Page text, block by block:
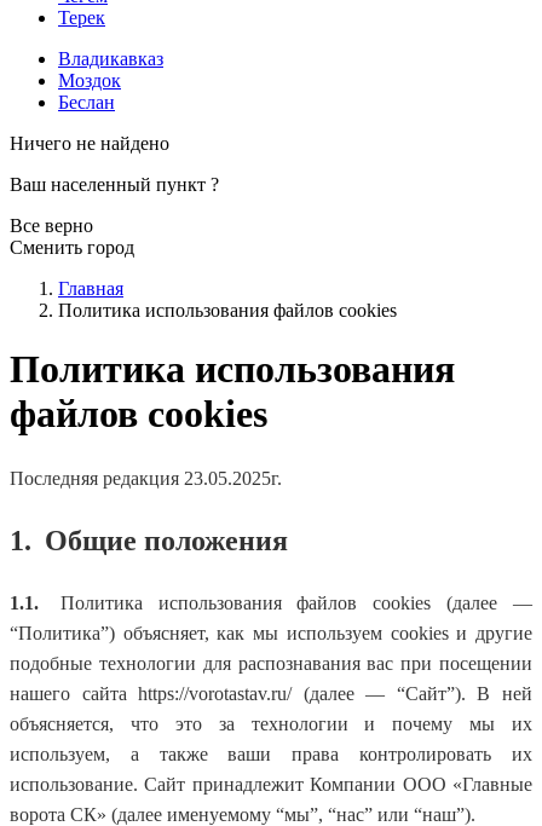
Терек
Владикавказ
Моздок
Беслан
Ничего не найдено
Ваш населенный пункт ?
Все верно
Сменить город
Главная
Политика использования файлов cookies
Политика использования
файлов cookies
Последняя редакция 23.05.2025г.
1. Общие положения
1.1.
Политика использования файлов cookies (далее —
“Политика”) объясняет, как мы используем cookies и другие
подобные технологии для распознавания вас при посещении
нашего сайта https://vorotastav.ru/ (далее — “Сайт”). В ней
объясняется, что это за технологии и почему мы их
используем, а также ваши права контролировать их
использование. Сайт принадлежит Компании ООО «Главные
ворота СК» (далее именуемому “мы”, “нас” или “наш”).